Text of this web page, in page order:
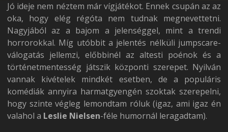
Jó ideje nem néztem már vígjátékot. Ennek csupán az az
oka, hogy elég régóta nem tudnak megnevettetni.
Nagyjából az a bajom a jelenséggel, mint a trendi
horrorokkal. Míg utóbbit a jelentés nélküli jumpscare-
válogatás jellemzi, előbbinél az altesti poénok és a
történetmentesség játszik központi szerepet. Nyilván
vannak kivételek mindkét esetben, de a populáris
komédiák annyira harmatgyengén szoktak szerepelni,
hogy szinte végleg lemondtam róluk (igaz, ami igaz én
valahol a Leslie Nielsen-féle humornál leragadtam).